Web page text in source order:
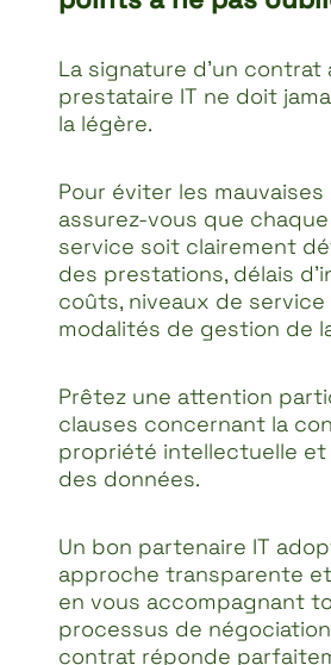
La signature d’un contrat
prestataire IT ne doit
la légère.
Pour éviter les
assurez-vous que
service soit clairement
des prestations, délais
coûts, niveaux de
modalités de gestion de
Prêtez une attention
clauses concernant la
propriété intellectuelle
des données.
Un bon partenaire IT
approche transparente
en vous accompagnant
processus de
contrat réponde